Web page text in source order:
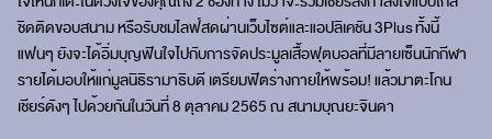
ชิดติดขอบสนาม หรือรับชมไลฟ์สดผ่านเว็บไซต์และแอปลิเคชัน 3Plusทั้งนี้
แฟนๆ ยังจะได้อิ่มบุญฟินใจไปกับการจัดประมูลเสื้อฟุตบอลที่มีลายเซ็นนักกีฬา
รายได้มอบให้แก่มูลนิธิรามาธิบดี เตรียมฟิตร่างกายให้พร้อม! แล้วมาตะโกน
เชียร์ดังๆ ไปด้วยกันในวันที่ 8 ตุลาคม 2565 ณ สนามบุณยะจินดา